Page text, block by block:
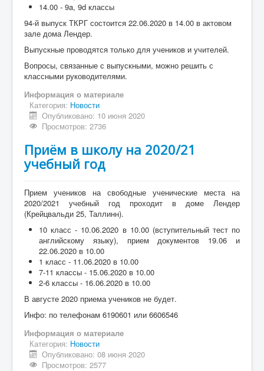
14.00 - 9a, 9d классы
94-й выпуск ТКРГ состоится 22.06.2020 в 14.00 в актовом
зале дома Лендер.
Выпускные проводятся только для учеников и учителей.
Вопросы, связанные с выпускными, можно решить с
классными руководителями.
Информация о материале
Категория: Новости
Опубликовано: 10 июня 2020
Просмотров: 2736
Приём в школу на 2020/21
учебный год
Прием учеников на свободные ученические места на
2020/2021 учебный год проходит в доме Лендер
(Крейцвальди 25, Таллинн).
10 класс - 10.06.2020 в 10.00 (вступительный тест по
английскому языку), прием документов 19.06 и
22.06.2020 в 10.00
1 класс - 11.06.2020 в 10.00
7-11 классы - 15.06.2020 в 10.00
2-6 классы - 16.06.2020 в 10.00
В августе 2020 приема учеников не будет.
Инфо: по телефонам 6190601 или 6606546
Информация о материале
Категория: Новости
Опубликовано: 08 июня 2020
Просмотров: 2577